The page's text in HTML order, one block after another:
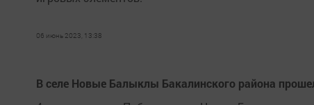
06 июнь 2023, 13:38
В селе Новые Балыклы Бакалинского района